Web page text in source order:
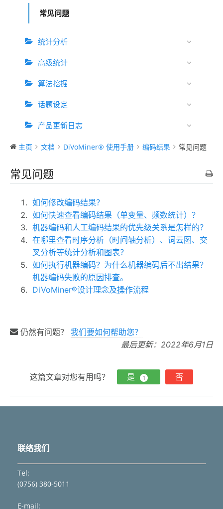
常见问题
统计分析
高级统计
算法挖掘
话题设定
产品更新日志
主页 文档 DiVoMiner® 使用手册 编码结果 常见问题
常见问题
如何修改编码结果？
如何快速查看编码结果（单变量、频数统计）？
机器编码和人工编码结果的优先级关系是怎样的？
在哪里查看时序分析（时间轴分析）、词云图、交
叉分析等统计分析和图表？
如何执行机器编码？为什么机器编码后不出结果？
机器编码失败的原因排查。
DiVoMiner®设计理念及操作流程
仍然有问题？ 我们要如何帮助您？
最后更新：2022年6月1日
这篇文章对您有用吗？ 是 1 否
联络我们
Tel:
(0756) 380-5011
E-mail: